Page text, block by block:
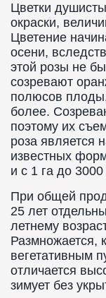
Цветки
окраски,
Цветение
осени,
этой розы не
созревают
полюсов
более.
поэтому их
роза является
известных
и с 1 га до 3000
При общей
25 лет
летнему
Размножается,
вегетативным
отличается
зимует без